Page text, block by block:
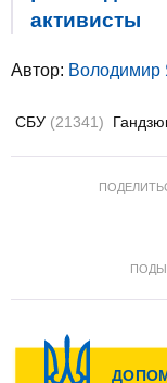
активисты
Автор: Володимир
СБУ (21341)